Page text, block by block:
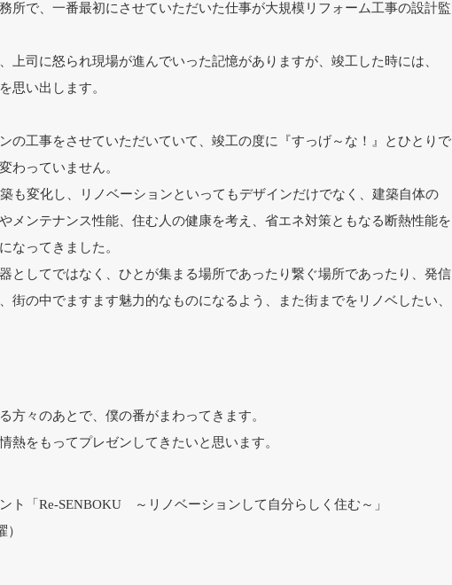
所で、一番最初にさせていただいた仕事が大規模リフォーム工事の設計監
上司に怒られ現場が進んでいった記憶がありますが、竣工した時には、
思い出します。
の工事をさせていただいていて、竣工の度に『すっげ～な！』とひとりで
わっていません。
も変化し、リノベーションといってもデザインだけでなく、建築自体の
メンテナンス性能、住む人の健康を考え、省エネ対策ともなる断熱性能を
なってきました。
としてではなく、ひとが集まる場所であったり繋ぐ場所であったり、発信
街の中でますます魅力的なものになるよう、また街までをリノベしたい、
方々のあとで、僕の番がまわってきます。
熱をもってプレゼンしてきたいと思います。
ト「Re-SENBOKU ～リノベーションして自分らしく住む～」